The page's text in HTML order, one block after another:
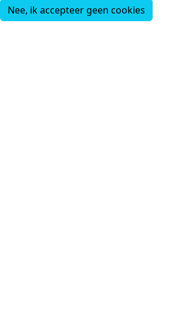
Nee, ik accepteer geen cookies